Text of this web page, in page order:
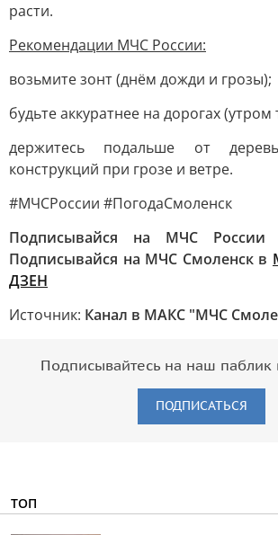
расти.
Рекомендации МЧС России:
возьмите зонт (днём дожди и грозы);
будьте аккуратнее на дорогах (утром
держитесь подальше от
конструкций при грозе и ветре.
#МЧСРоссии #ПогодаСмоленск
Подписывайся на МЧС
Подписывайся на МЧС Смоленск в
ДЗЕН
Источник: Канал в МАКС "МЧС
Подписывайтесь на наш паблик
ПОДПИСАТЬСЯ
ТОП